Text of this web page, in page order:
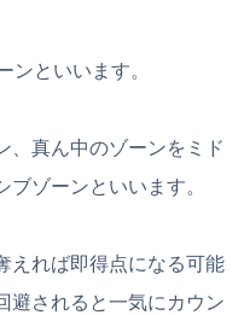
ンといいます。
、真ん中のゾーンをミド
ゾーンといいます。
えれば即得点になる可能
避されると一気にカウン